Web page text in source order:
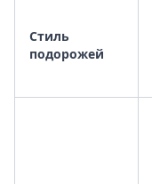
Стиль
подорожей